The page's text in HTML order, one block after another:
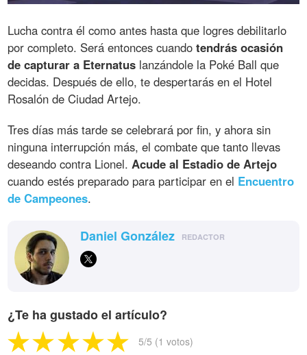
Lucha contra él como antes hasta que logres debilitarlo
por completo. Será entonces cuandotendrás ocasión
de capturar a Eternatus lanzándole la Poké Ball que
decidas. Después de ello, te despertarás en el Hotel
Rosalón de Ciudad Artejo.
Tres días más tarde se celebrará por fin, y ahora sin
ninguna interrupción más, el combate que tanto llevas
deseando contra Lionel. Acude al Estadio de Artejo
cuando estés preparado para participar en el Encuentro
de Campeones.
Daniel González REDACTOR
¿Te ha gustado el artículo?
5/5 (1 votos)